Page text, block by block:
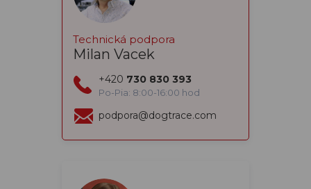
Technická podpora
Milan Vacek
+420 730 830 393
Po-Pia: 8:00-16:00 hod
podpora@dogtrace.com